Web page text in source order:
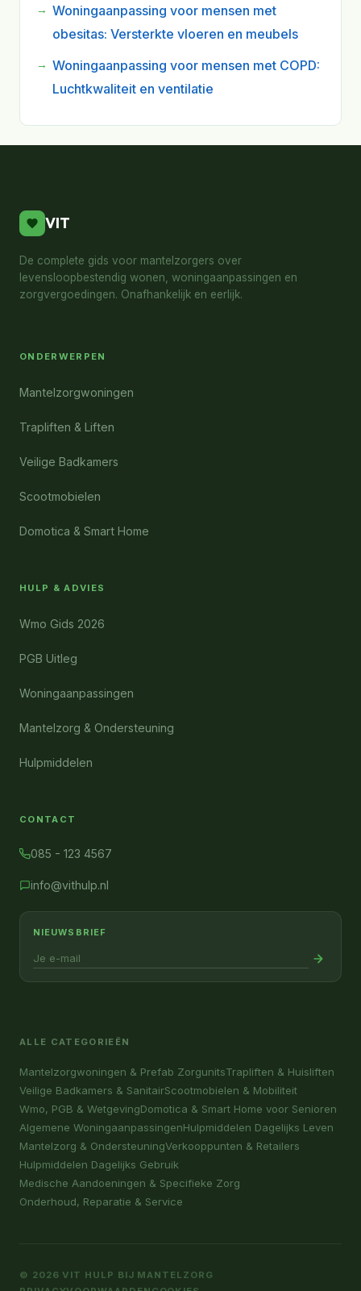
Woningaanpassing voor mensen met
obesitas: Versterkte vloeren en meubels
Woningaanpassing voor mensen met COPD:
Luchtkwaliteit en ventilatie
VIT
De complete gids voor mantelzorgers over
levensloopbestendig wonen, woningaanpassingen en
zorgvergoedingen. Onafhankelijk en eerlijk.
ONDERWERPEN
Mantelzorgwoningen
Trapliften & Liften
Veilige Badkamers
Scootmobielen
Domotica & Smart Home
HULP & ADVIES
Wmo Gids 2026
PGB Uitleg
Woningaanpassingen
Mantelzorg & Ondersteuning
Hulpmiddelen
CONTACT
085 - 123 4567
info@vithulp.nl
NIEUWSBRIEF
ALLE CATEGORIEËN
Mantelzorgwoningen & Prefab ZorgunitsTrapliften & Huisliften
Veilige Badkamers & SanitairScootmobielen & Mobiliteit
Wmo, PGB & WetgevingDomotica & Smart Home voor Senioren
Algemene WoningaanpassingenHulpmiddelen Dagelijks Leven
Mantelzorg & OndersteuningVerkooppunten & Retailers
Hulpmiddelen Dagelijks Gebruik
Medische Aandoeningen & Specifieke Zorg
Onderhoud, Reparatie & Service
© 2026 VIT HULP BIJ MANTELZORG